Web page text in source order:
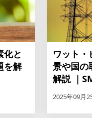
化と
を解
ワット
景や国の
解説 ｜
2025年09月